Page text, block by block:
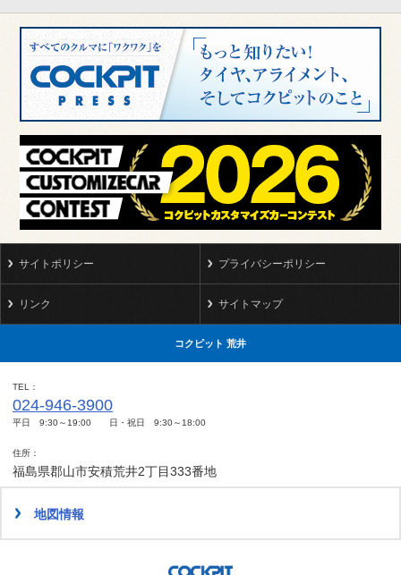
サイトポリシー プライバシーポリシー
リンク サイトマップ
コクピット 荒井
TEL
024-946-3900
平日 9:30～19:00 日・祝日 9:30～18:00
住所
福島県郡山市安積荒井2丁目333番地
地図情報